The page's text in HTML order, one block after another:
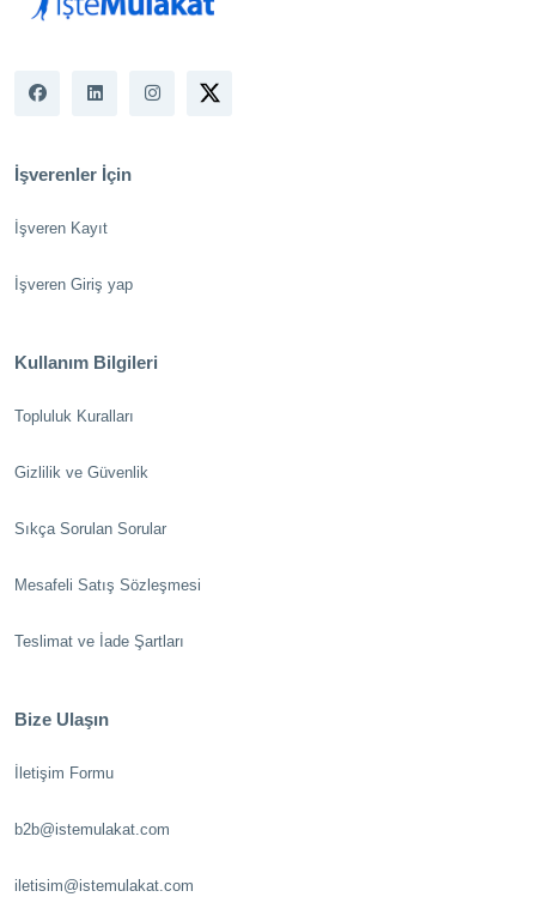
İşverenler İçin
İşveren Kayıt
İşveren Giriş yap
Kullanım Bilgileri
Topluluk Kuralları
Gizlilik ve Güvenlik
Sıkça Sorulan Sorular
Mesafeli Satış Sözleşmesi
Teslimat ve İade Şartları
Bize Ulaşın
İletişim Formu
b2b@istemulakat.com
iletisim@istemulakat.com